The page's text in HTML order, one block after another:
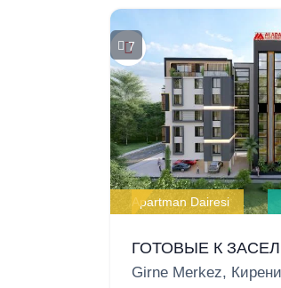
7
Apartman Dairesi
Girne Merkez,